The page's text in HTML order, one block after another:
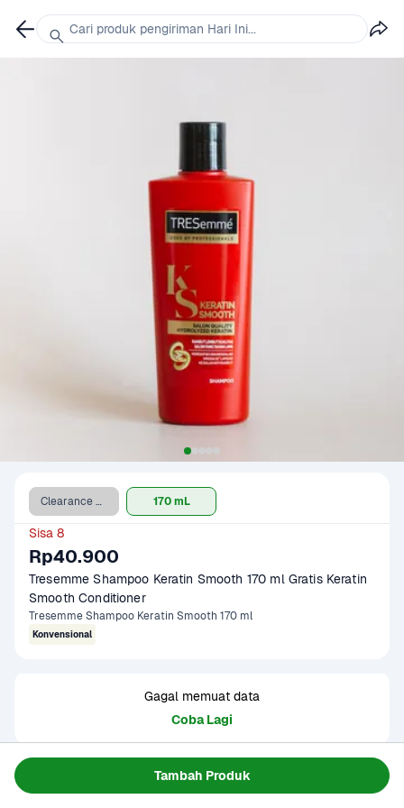
Tambah Produk
Clearance Sale - 170 mL 170 mL
Sisa 8
Rp40.900
Tresemme Shampoo Keratin Smooth 170 ml Gratis Keratin
Smooth Conditioner
Tresemme Shampoo Keratin Smooth 170 ml
Konvensional
Gagal memuat data
Coba Lagi
Cari produk pengiriman Hari Ini...